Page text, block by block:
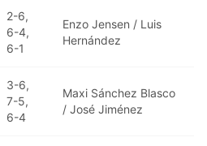
2-6,
6-4,
6-1
Enzo Jensen / Luis
Hernández
3-6,
7-5,
6-4
Maxi Sánchez Blasco
/ José Jiménez